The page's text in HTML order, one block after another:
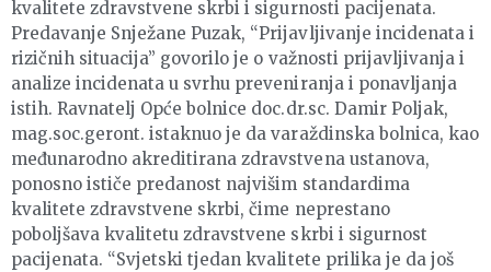
kvalitete zdravstvene skrbi i sigurnosti pacijenata.
Predavanje Snježane Puzak, “Prijavljivanje incidenata i
rizičnih situacija” govorilo je o važnosti prijavljivanja i
analize incidenata u svrhu preveniranja i ponavljanja
istih. Ravnatelj Opće bolnice doc.dr.sc. Damir Poljak,
mag.soc.geront. istaknuo je da varaždinska bolnica, kao
međunarodno akreditirana zdravstvena ustanova,
ponosno ističe predanost najvišim standardima
kvalitete zdravstvene skrbi, čime neprestano
poboljšava kvalitetu zdravstvene skrbi i sigurnost
pacijenata. “Svjetski tjedan kvalitete prilika je da još